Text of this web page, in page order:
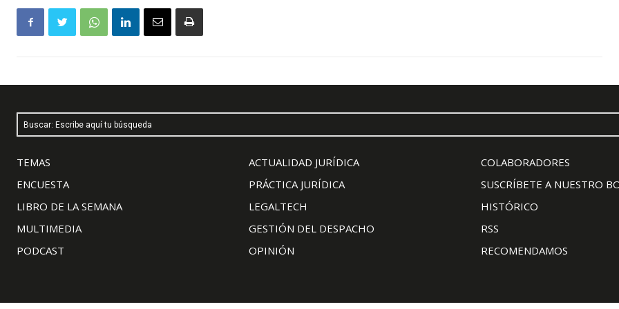
Buscar: Escribe aquí tu búsqueda
TEMAS
ENCUESTA
LIBRO DE LA SEMANA
MULTIMEDIA
PODCAST
ACTUALIDAD JURÍDICA
PRÁCTICA JURÍDICA
LEGALTECH
GESTIÓN DEL DESPACHO
OPINIÓN
COLABORADORES
SUSCRÍBETE A NUESTRO
HISTÓRICO
RSS
RECOMENDAMOS